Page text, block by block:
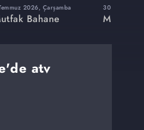
2026, Çarşamba
Bahane
30 Haziran
Mutfak
atv